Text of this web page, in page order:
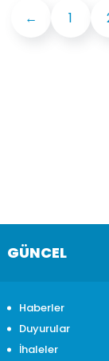
← 1
GÜNCEL
Haberler
Duyurular
İhaleler